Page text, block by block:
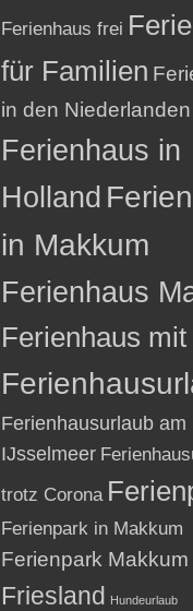
Ferienhaus frei
für Familien
in den Niederlanden
Ferienhaus in
Holland
in Makkum
Ferienhaus
Ferienhaus
Ferienhausurlaub am
IJsselmeer
trotz Corona
Ferienpark in Makkum
Ferienpark Makkum
Friesland Hundeurlaub